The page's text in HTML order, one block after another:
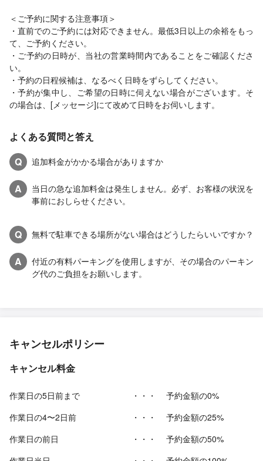
＜ご予約に関する注意事項＞
・直前でのご予約には対応できません。最低3日以上の余裕をもっ
て、ご予約ください。
・ご予約の日時が、当社の営業時間内であることをご確認くださ
い。
・予約の日程候補は、なるべく日時をずらしてください。
・予約が集中し、ご希望の日時に伺えない場合がございます。そ
の場合は、[メッセージ]にて改めて日時をお伺いします。
よくある質問と答え
Q
追加料金がかかる場合がありますか
A
当日の急な追加料金は発生しません。必ず、お客様の状況を
事前におしらせください。
Q 無料で駐車できる場所がない場合はどうしたらいいですか？
A
付近の有料パーキングを使用しますが、その場合のパーキン
グ代のご負担をお願いします。
キャンセルポリシー
キャンセル料金
作業日の5日前まで ・・・
予約金額の0%
作業日の4〜2日前
・・・
予約金額の25%
作業日の前日
・・・
予約金額の50%